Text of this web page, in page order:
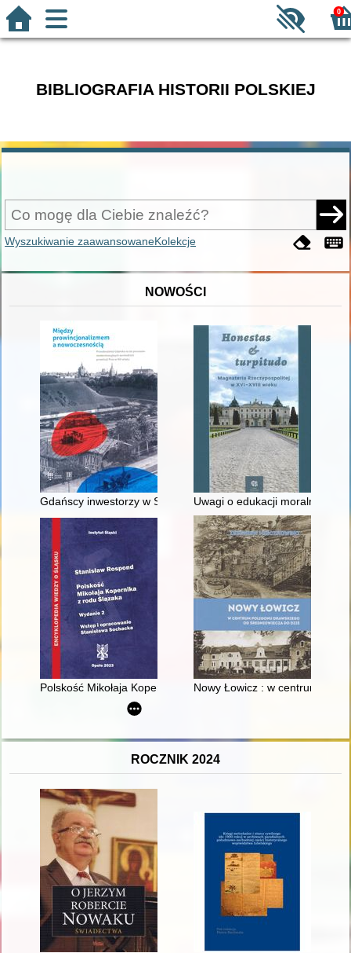
0
BIBLIOGRAFIA HISTORII POLSKIEJ
Wyszukiwanie zaawansowaneKolekcje
NOWOŚCI
Gdańscy inwestorzy w Sopocie : prestiż finansowy i
Uwagi o edukacji moralnej
Polskość Mikołaja Kopernika z rodu ŚlązakaNowy Łowicz : w centrum
ROCZNIK 2024